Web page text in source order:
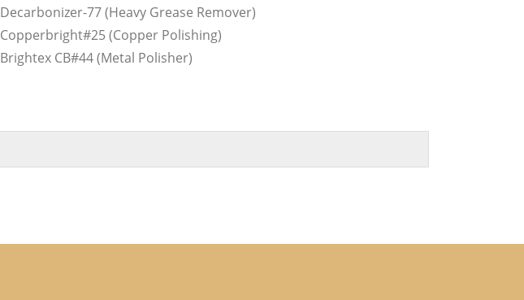
Decarbonizer-77 (Heavy Grease Remover)
Copperbright#25 (Copper Polishing)
Brightex CB#44 (Metal Polisher)